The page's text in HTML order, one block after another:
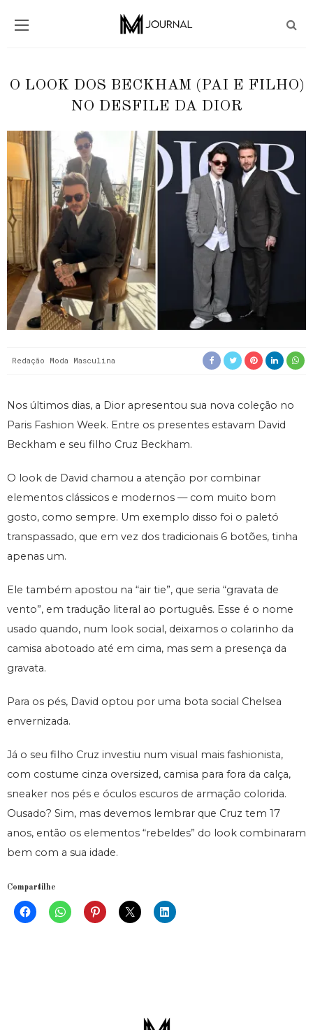
O LOOK DOS BECKHAM (PAI E FILHO)
NO DESFILE DA DIOR
Redação Moda Masculina
Nos últimos dias, a Dior apresentou sua nova coleção no
Paris Fashion Week. Entre os presentes estavam David
Beckham e seu filho Cruz Beckham.
O look de David chamou a atenção por combinar
elementos clássicos e modernos — com muito bom
gosto, como sempre. Um exemplo disso foi o paletó
transpassado, que em vez dos tradicionais 6 botões, tinha
apenas um.
Ele também apostou na “air tie”, que seria “gravata de
vento”, em tradução literal ao português. Esse é o nome
usado quando, num look social, deixamos o colarinho da
camisa abotoado até em cima, mas sem a presença da
gravata.
Para os pés, David optou por uma bota social Chelsea
envernizada.
Já o seu filho Cruz investiu num visual mais fashionista,
com costume cinza oversized, camisa para fora da calça,
sneaker nos pés e óculos escuros de armação colorida.
Ousado? Sim, mas devemos lembrar que Cruz tem 17
anos, então os elementos “rebeldes” do look combinaram
bem com a sua idade.
Compartilhe